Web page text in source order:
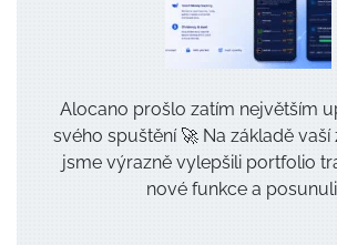
Alocano prošlo zatím největším
svého spuštění 🚀 Na základě
jsme výrazně vylepšili portfolio
nové funkce a posunuli